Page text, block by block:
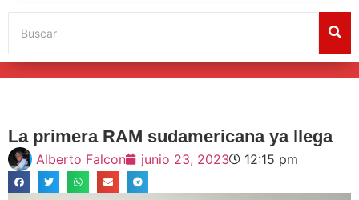
La primera RAM sudamericana ya llega
Alberto Falcon junio 23, 2023 12:15 pm